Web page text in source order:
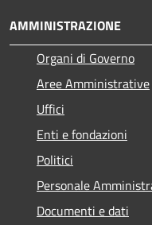
AMMINISTRAZIONE
Organi di Governo
Aree Amministrative
Uffici
Enti e fondazioni
Politici
Personale
Documenti e dati